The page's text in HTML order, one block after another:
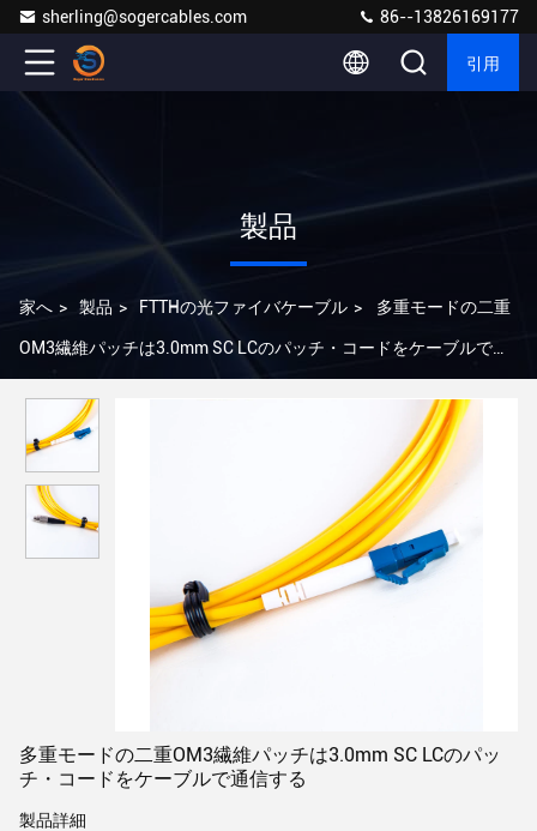
sherling@sogercables.com 86--13826169177
引用
製品
家へ > 製品 > FTTHの光ファイバケーブル > 多重モードの二重
OM3繊維パッチは3.0mm SC LCのパッチ・コードをケーブルで通
多重モードの二重OM3繊維パッチは3.0mm SC LCのパッ
チ・コードをケーブルで通信する
製品詳細